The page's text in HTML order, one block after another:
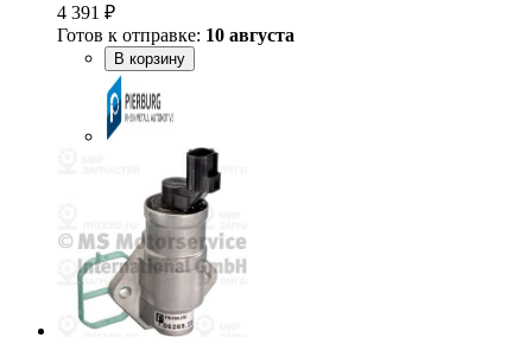
4 391 ₽
Готов к отправке: 10 августа
В корзину